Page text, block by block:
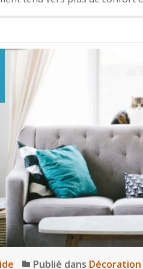
Publié dans